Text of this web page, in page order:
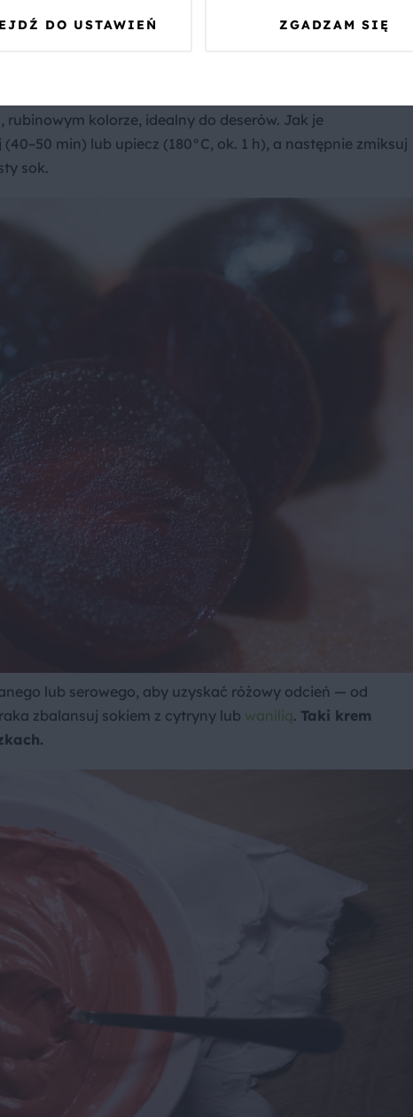
dbałość o planetę może iść w parze z codziennymi
naturalny
kolorze, idealny do deserów. Jak je
min) lub upiecz (180°C, ok. 1 h), a następnie zmiksuj
sok.
lub serowego, aby uzyskać różowy odcień — od
zbalansuj sokiem z cytryny lub wanilią. Taki krem
DO USTAWIEŃ ZGADZAM SIĘ